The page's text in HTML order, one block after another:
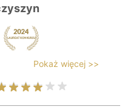
Pokaż więcej >>